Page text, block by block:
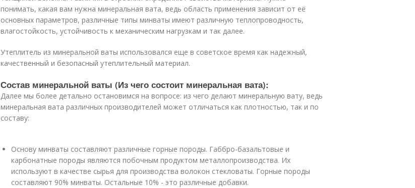
понимать, какая вам нужна минеральная вата, ведь область применения зависит от её
основных параметров, различные типы минваты имеют различную теплопроводность,
влагостойкость, устойчивость к механическим нагрузкам и так далее.
Утеплитель из минеральной ваты использовался еще в советское время как надежный,
качественный и безопасный утеплительный материал.
Состав минеральной ваты (Из чего состоит минеральная вата):
Далее мы более детально остановимся на вопросе: из чего делают минеральную вату, ведь
минеральная вата различных производителей может отличаться как плотностью, так и по
составу:
Основу минваты составляют различные горные породы. Габбро-базальтовые и
карбонатные породы являются побочным продуктом металлопроизводства. Их
используют в качестве сырья для производства волокон стекловаты. Горные породы
составляют 90% минваты. Остальные 10% - это различные добавки.